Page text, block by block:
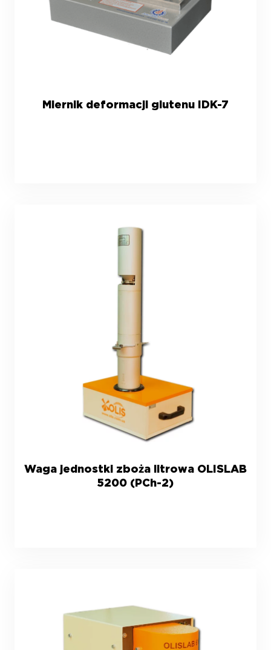
Miernik deformacji glutenu IDK-7
Waga jednostki zboża litrowa OLISLAB
5200 (PCh-2)